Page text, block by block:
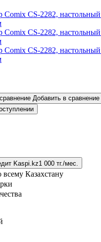
Добавить в сравнение
Kaspi.kz1 000 тг./мес.
всему Казахстану